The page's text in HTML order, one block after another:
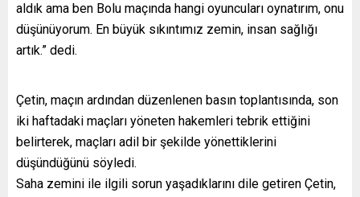
aldık ama ben Bolu maçında hangi oyuncuları oynatırım, onu
düşünüyorum. En büyük sıkıntımız zemin, insan sağlığı
artık.” dedi.
Çetin, maçın ardından düzenlenen basın toplantısında, son
iki haftadaki maçları yöneten hakemleri tebrik ettiğini
belirterek, maçları adil bir şekilde yönettiklerini
düşündüğünü söyledi.
Saha zemini ile ilgili sorun yaşadıklarını dile getiren Çetin,